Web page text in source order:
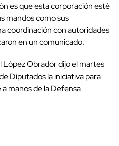
es que esta corporación esté
mandos como sus
coordinación con autoridades
en un comunicado.
López Obrador dijo el martes
Diputados la iniciativa para
manos de la Defensa